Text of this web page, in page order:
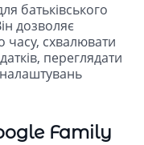
батьківського
дозволяє
часу, схвалювати
переглядати
Family